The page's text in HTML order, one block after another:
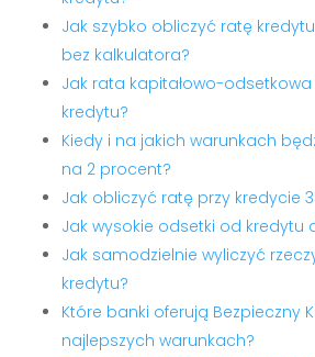
Jak szybko obliczyć ratę
bez kalkulatora?
Jak rata kapitałowo-odsetkowa
kredytu?
Kiedy i na jakich warunkach
na 2 procent?
Jak obliczyć ratę przy kredycie
Jak wysokie odsetki od kredytu
Jak samodzielnie wyliczyć
kredytu?
Które banki oferują Bezpieczny
najlepszych warunkach?